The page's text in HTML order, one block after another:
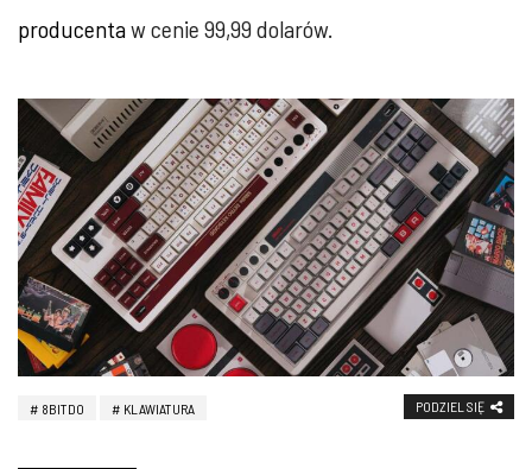
producentaw cenie 99,99 dolarów.
8BITDO KLAWIATURA PODZIEL SIĘ